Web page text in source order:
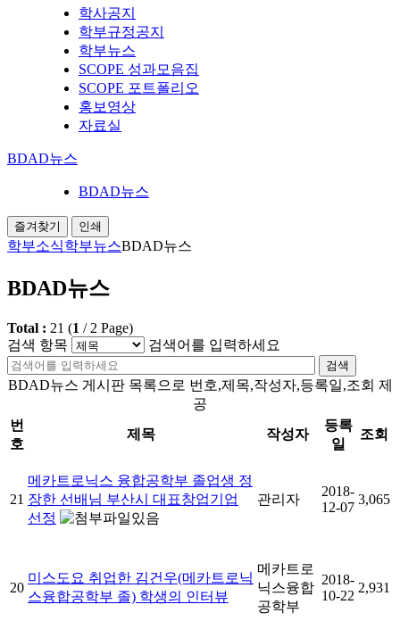
학사공지
학부규정공지
학부뉴스
SCOPE 성과모음집
SCOPE 포트폴리오
홍보영상
자료실
BDAD뉴스
BDAD뉴스
즐겨찾기 인쇄
학부소식학부뉴스BDAD뉴스
BDAD뉴스
Total : 21 (1 / 2 Page)
검색 항목
검색어를 입력하세요
검색
BDAD뉴스 게시판 목록으로 번호,제목,작성자,등록일,조회 제
공
번
호
제목 작성자
등록
일
조회
21
메카트로닉스 융합공학부 졸업생 정
장한 선배님 부산시 대표창업기업
선정
관리자
2018-
12-07
3,065
20
미스도요 취업한 김건우(메카트로닉
스융합공학부 졸) 학생의 인터뷰
메카트로
닉스융합
공학부
2018-
10-22
2,931